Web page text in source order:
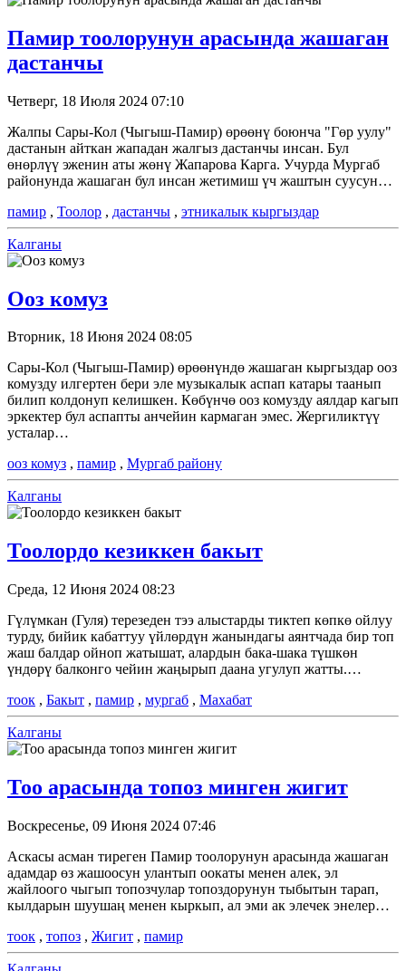
Памир тоолорунун арасында жашаган
дастанчы
Четверг, 18 Июля 2024 07:10
Жалпы Сары-Кол (Чыгыш-Памир) өрөөнү боюнча "Гөр уулу"
дастанын айткан жападан жалгыз дастанчы инсан. Бул
өнөрлүү эженин аты жөнү Жапарова Карга. Учурда Мургаб
районунда жашаган бул инсан жетимиш үч жаштын суусун…
памир , Тоолор , дастанчы , этникалык кыргыздар
Калганы
Ооз комуз
Вторник, 18 Июня 2024 08:05
Сары-Кол (Чыгыш-Памир) өрөөнүндө жашаган кыргыздар ооз
комузду илгертен бери эле музыкалык аспап катары таанып
билип колдонуп келишкен. Көбүнчө ооз комузду аялдар кагып
эркектер бул аспапты анчейин кармаган эмес. Жергиликтүү
усталар…
ооз комуз , памир , Мургаб району
Калганы
Тоолордо кезиккен бакыт
Среда, 12 Июня 2024 08:23
Гүлүмкан (Гуля) терезеден тээ алыстарды тиктеп көпкө ойлуу
турду, бийик кабаттуу үйлөрдүн жанындагы аянтчада бир топ
жаш балдар ойноп жатышат, алардын бака-шака түшкөн
үндөрү балконго чейин жаңырып даана угулуп жатты.…
тоок , Бакыт , памир , мургаб , Махабат
Калганы
Тоо арасында топоз минген жигит
Воскресенье, 09 Июня 2024 07:46
Аскасы асман тиреген Памир тоолорунун арасында жашаган
адамдар өз жашоосун улантып оокаты менен алек, эл
жайлоого чыгып топозчулар топоздорунун тыбытын тарап,
кылдарын шуушаң менен кыркып, ал эми ак элечек энелер…
тоок , топоз , Жигит , памир